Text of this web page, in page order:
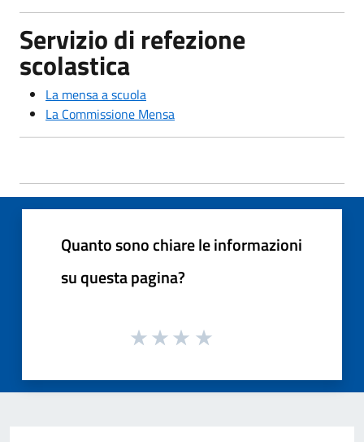
Servizio di refezione
scolastica
La mensa a scuola
La Commissione Mensa
Quanto sono chiare le informazioni
su questa pagina?